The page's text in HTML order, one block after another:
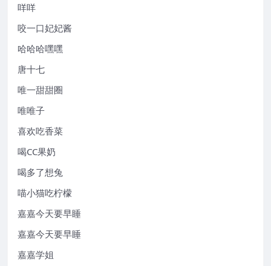
咩咩
咬一口妃妃酱
哈哈哈嘿嘿
唐十七
唯一甜甜圈
唯唯子
喜欢吃香菜
喝CC果奶
喝多了想兔
喵小猫吃柠檬
嘉嘉今天要早睡
嘉嘉今天要早睡
嘉嘉学姐